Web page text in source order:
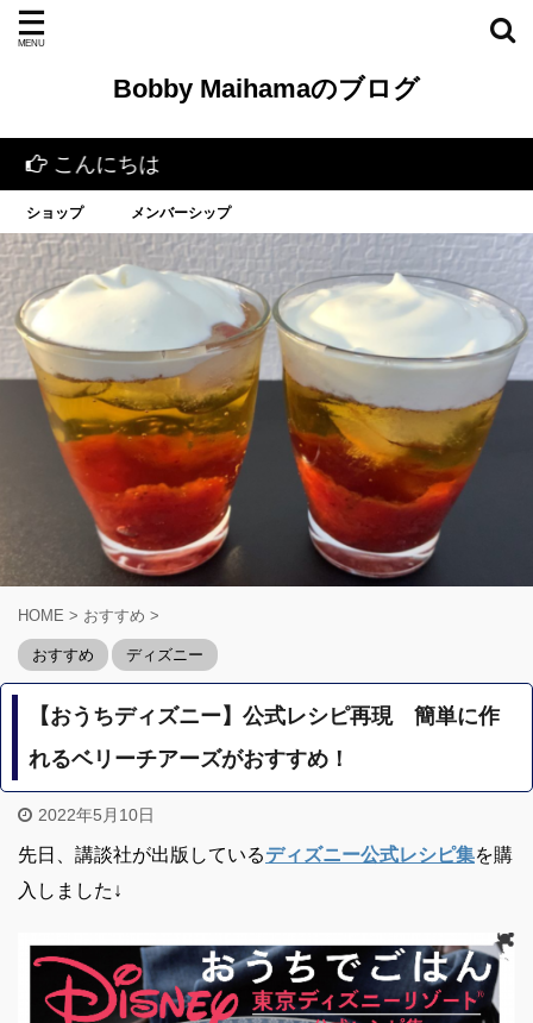
Bobby Maihamaのブログ
んにちは
ショップ メンバーシップ
HOME > おすすめ >
おすすめ ディズニー
【おうちディズニー】公式レシピ再現 簡単に作
れるベリーチアーズがおすすめ！
2022年5月10日
先日、講談社が出版しているディズニー公式レシピ集を購
入しました↓